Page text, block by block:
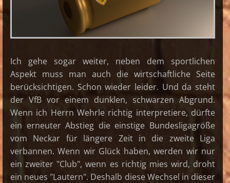
Ich gehe sogar weiter, neben dem sportlichen
Aspekt muss man auch die wirtschaftliche Seite
berücksichtigen. Schon wieder leider. Und da steht
der VfB vor einem dunklen, schwarzen Abgrund.
Wenn ich Herrn Wehrle richtig interpretiere, dürfte
ein erneuter Abstieg die einstige Bundesligagröße
vom Neckar für längere Zeit in die zweite Liga
verbannen. Wenn wir Glück haben, werden wir nur
ein zweiter "Club", wenn es richtig mies wird, droht
ein neues "Lautern". Deshalb diese Wechsel in dieser